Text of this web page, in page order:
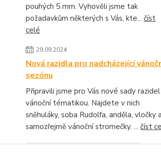
pouhých 5 mm. Vyhověli jsme tak
požadavkům některých s Vás, kte... číst
celé
29.09.2024
Nová razidla pro nadcházející
sezónu
Připravili jsme pro Vás nové sady razidel
vánoční tématikou. Najdete v nich
sněhuláky, soba Rudolfa, anděla, vločky a
samozřejmě vánoční stromečky. ... číst